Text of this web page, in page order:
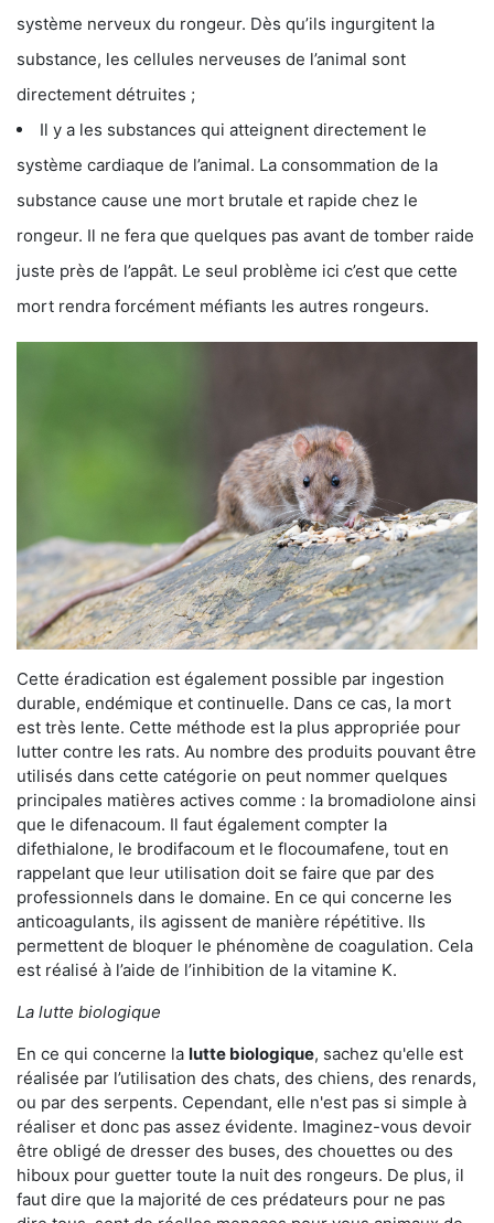
système nerveux du rongeur. Dès qu’ils ingurgitent la
substance, les cellules nerveuses de l’animal sont
directement détruites ;
Il y a les substances qui atteignent directement le
système cardiaque de l’animal. La consommation de la
substance cause une mort brutale et rapide chez le
rongeur. Il ne fera que quelques pas avant de tomber raide
juste près de l’appât. Le seul problème ici c’est que cette
mort rendra forcément méfiants les autres rongeurs.
Cette éradication est également possible par ingestion
durable, endémique et continuelle. Dans ce cas, la mort
est très lente. Cette méthode est la plus appropriée pour
lutter contre les rats. Au nombre des produits pouvant être
utilisés dans cette catégorie on peut nommer quelques
principales matières actives comme : la bromadiolone ainsi
que le difenacoum. Il faut également compter la
difethialone, le brodifacoum et le flocoumafene, tout en
rappelant que leur utilisation doit se faire que par des
professionnels dans le domaine. En ce qui concerne les
anticoagulants, ils agissent de manière répétitive. Ils
permettent de bloquer le phénomène de coagulation. Cela
est réalisé à l’aide de l’inhibition de la vitamine K.
La lutte biologique
En ce qui concerne la lutte biologique, sachez qu'elle est
réalisée par l’utilisation des chats, des chiens, des renards,
ou par des serpents. Cependant, elle n'est pas si simple à
réaliser et donc pas assez évidente. Imaginez-vous devoir
être obligé de dresser des buses, des chouettes ou des
hiboux pour guetter toute la nuit des rongeurs. De plus, il
faut dire que la majorité de ces prédateurs pour ne pas